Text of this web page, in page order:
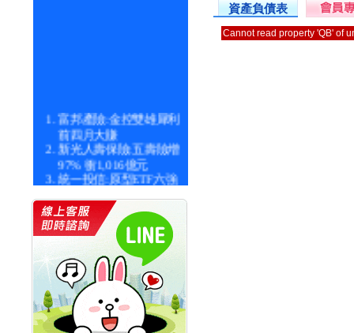
富邦產險:金控雙雄犀利
前四月大賺
新光人壽保險:五壽險增
97% 衝1,016億元
統一投信:原型ETF六強
統一投信:主動式ETF溢
價 被盯上
新光人壽保險:新壽Q1外
價金將達996億
宇辰系統科技:宇辰業績
創新高 啟動興櫃轉上櫃
計畫
明緯企業:明緯永續科技
競賽 以電源驅動善的力
資產負債表
Cannot read property 'QB' of